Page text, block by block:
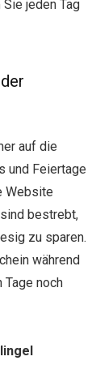
jeden Tag
auf die
und Feiertage
Website
bestrebt,
zu sparen.
während
noch